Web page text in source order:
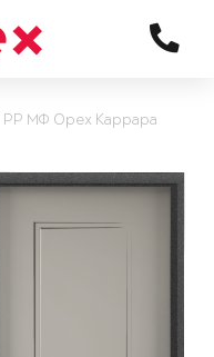
РР МФ Орех Каррара